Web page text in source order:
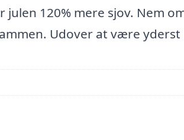
julen 120% mere sjov. Nem
Udover at være